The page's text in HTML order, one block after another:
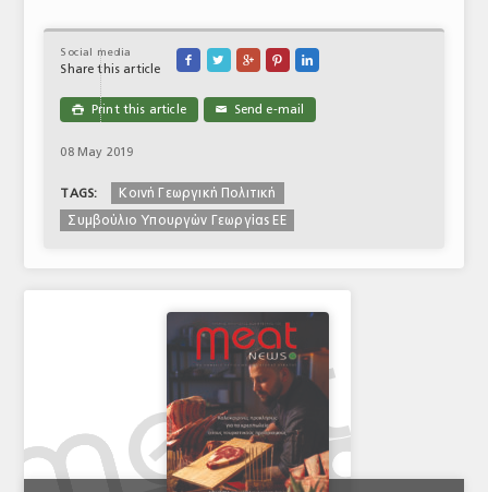
Social media
Share this article
    
 Print this article ✉ Send e-mail
08 May 2019
TAGS:
Κοινή Γεωργική Πολιτική
Συμβούλιο Υπουργών Γεωργίας ΕΕ